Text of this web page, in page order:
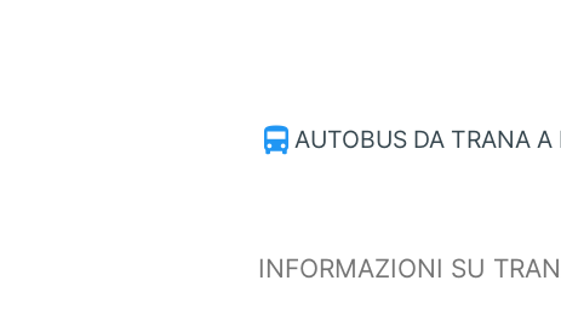
directions_bus AUTOBUS DA TRANA A
INFORMAZIONI SU